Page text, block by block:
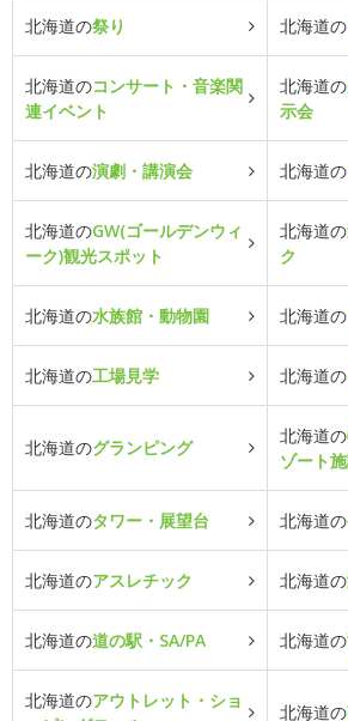
北海道の祭り 北海道の
北海道のコンサート・音楽関
連イベント
北海道の
示会
北海道の演劇・講演会 北海道の
北海道のGW(ゴールデンウィ
ーク)観光スポット
北海道の
ク
北海道の水族館・動物園 北海道の
北海道の工場見学 北海道の
北海道のグランピング
北海道の
ゾート
北海道のタワー・展望台 北海道の
北海道のアスレチック 北海道の
北海道の道の駅・SA/PA 北海道の
北海道のアウトレット・ショ
北海道の